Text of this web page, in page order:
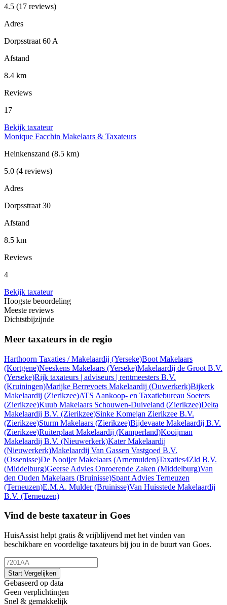
4.5 (17 reviews)
Adres
Dorpsstraat 60 A
Afstand
8.4 km
Reviews
17
Bekijk taxateur
Monique Facchin Makelaars & Taxateurs
Heinkenszand (8.5 km)
5.0 (4 reviews)
Adres
Dorpsstraat 30
Afstand
8.5 km
Reviews
4
Bekijk taxateur
Hoogste beoordeling
Meeste reviews
Dichtstbijzijnde
Meer taxateurs in de regio
Harthoorn Taxaties / Makelaardij (Yerseke)Boot Makelaars
(Kortgene)Neeskens Makelaars (Yerseke)Makelaardij de Groot B.V.
(Yerseke)Rijk taxateurs | adviseurs | rentmeesters B.V.
(Kruiningen)Marijke Berrevoets Makelaardij (Ouwerkerk)Bijkerk
Makelaardij (Zierikzee)ATS Aankoop- en Taxatiebureau Soeters
(Zierikzee)Kuub Makelaars Schouwen-Duiveland (Zierikzee)Delta
Makelaardij B.V. (Zierikzee)Sinke Komejan Zierikzee B.V.
(Zierikzee)Sturm Makelaars (Zierikzee)Bijdevaate Makelaardij B.V.
(Zierikzee)Ruiterplaat Makelaardij (Kamperland)Kooijman
Makelaardij B.V. (Nieuwerkerk)Kater Makelaardij
(Nieuwerkerk)Makelaardij Van Gassen Vastgoed B.V.
(Ossenisse)De Nooijer Makelaars (Arnemuiden)Taxaties4Zld B.V.
(Middelburg)Geerse Advies Onroerende Zaken (Middelburg)Van
den Ouden Makelaars (Bruinisse)Spant Advies Terneuzen
(Terneuzen)E.M.A. Mulder(Bruinisse)Van Huisstede Makelaardij
B.V. (Terneuzen)
Vind de beste taxateur in Goes
HuisAssist helpt gratis & vrijblijvend met het vinden van
beschikbare en voordelige taxateurs bij jou in de buurt van Goes.
Start Vergelijken
Gebaseerd op data
Geen verplichtingen
Snel & gemakkelijk